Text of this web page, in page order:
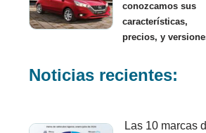
conozcamos sus
características,
precios, y
Noticias recientes:
Las 10 marcas